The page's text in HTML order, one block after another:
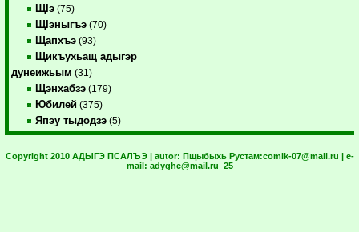
ЩIэ (75)
ЩIэныгъэ (70)
Щапхъэ (93)
Щикъухьащ адыгэр
дунеижьым (31)
Щэнхабзэ (179)
Юбилей (375)
Япэу тыдодзэ (5)
Copyright 2010 АДЫГЭ ПСАЛЪЭ | autor: Пщыбыхь Рустам:comik-07@mail.ru | e-
mail: adyghe@mail.ru 25